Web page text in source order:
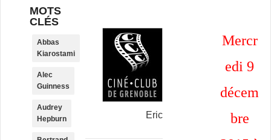
Eric
Mercr
edi 9
décem
bre
MOTS
CLÉS
Abbas
Kiarostami
Alec
Guinness
Audrey
Hepburn